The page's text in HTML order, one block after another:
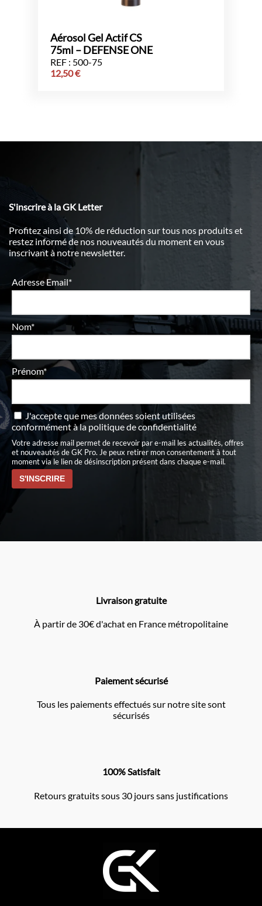
Aérosol Gel Actif CS
75ml – DEFENSE ONE
REF : 500-75
12,50€
S'inscrire à la GK Letter
Profitez ainsi de 10% de réduction sur tous nos produits et
restez informé de nos nouveautés du moment en vous
inscrivant à notre newsletter.
Adresse Email*
Nom*
Prénom*
J'accepte que mes données soient utilisées
conformément àla politique de confidentialité
Votre adresse mail permet de recevoir par e-mail les actualités, offres
et nouveautés de GK Pro. Je peux retirer mon consentement à tout
moment via le lien de désinscription présent dans chaque e-mail.
Livraison gratuite
À partir de 30€ d'achat en France métropolitaine
Paiement sécurisé
Tous les paiements effectués sur notre site sont
sécurisés
100% Satisfait
Retours gratuits sous 30 jours sans justifications